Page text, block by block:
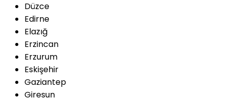
Düzce
Edirne
Elazığ
Erzincan
Erzurum
Eskişehir
Gaziantep
Giresun